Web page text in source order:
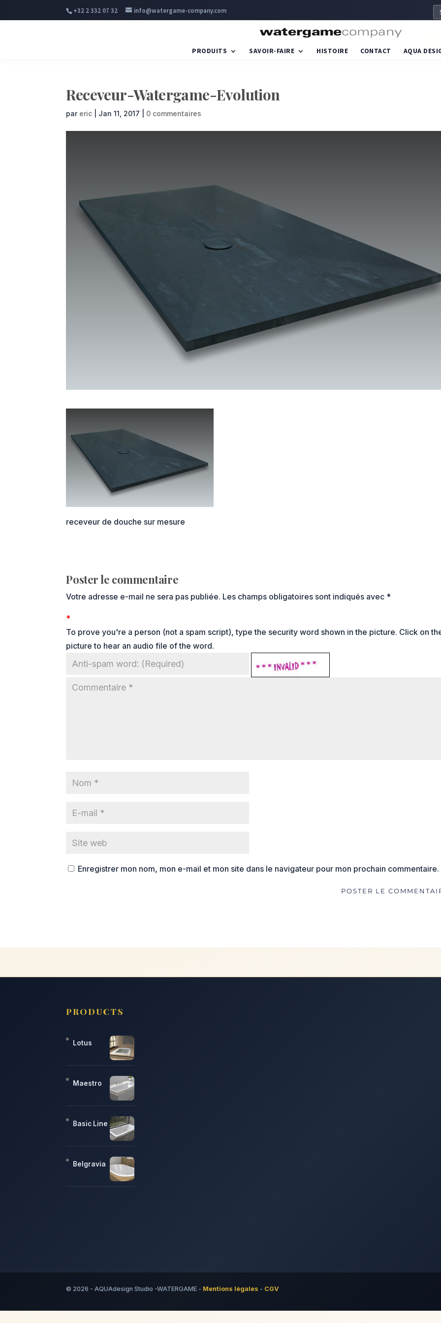
+32 2 332 07 32 info@watergame-company.com
PRODUITS SAVOIR-FAIRE HISTOIRE CONTACT AQUA
Receveur-Watergame-Evolution
par eric Jan 11, 2017 0 commentaires
receveur de douche sur mesure
Poster le commentaire
Votre adresse e-mail ne sera pas publiée. Les champs obligatoires sont indiqués avec *
*
To prove you're a person (not a spam script), type the security word shown in the picture. Click on
picture to hear an audio file of the word.
Enregistrer mon nom, mon e-mail et mon site dans le navigateur pour mon prochain commentaire.
PRODUCTS
Lotus
Maestro
Basic Line
Belgravia
© 2026 - AQUAdesign Studio -WATERGAME - Mentions légales - CGV